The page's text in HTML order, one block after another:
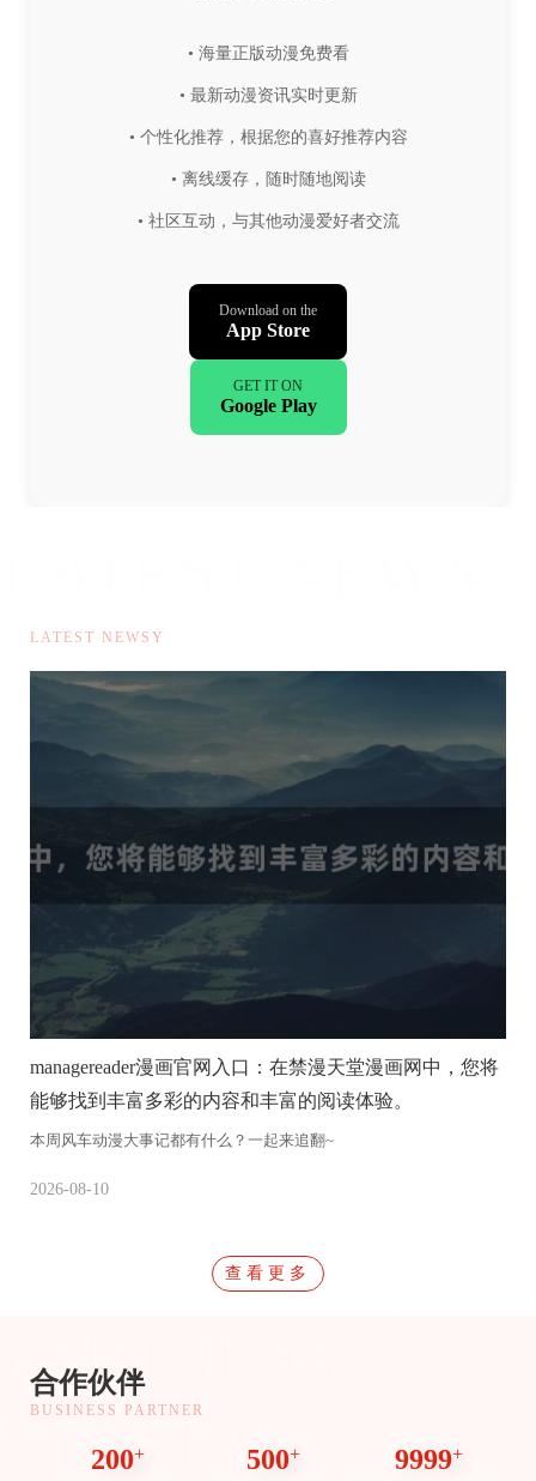
• 海量正版动漫免费看
• 最新动漫资讯实时更新
• 个性化推荐，根据您的喜好推荐内容
• 离线缓存，随时随地阅读
• 社区互动，与其他动漫爱好者交流
Download on the
App Store
GET IT ON
Google Play
LATEST NEWSY
managereader漫画官网入口：在禁漫天堂漫画网中，您将
能够找到丰富多彩的内容和丰富的阅读体验。
本周风车动漫大事记都有什么？一起来追翻~
2026-08-10
查看更多
BUSINESS
SYSTEM
合作伙伴
BUSINESS PARTNER
200+ 500+ 9999+